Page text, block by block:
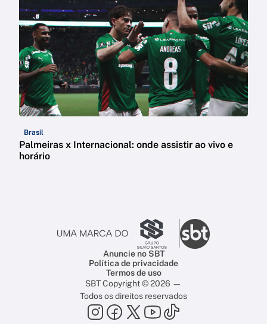
Brasil
Palmeiras x Internacional: onde assistir ao vivo e
horário
Anuncie no SBT
Política de privacidade
Termos de uso
SBT Copyright © 2026 —
Todos os direitos reservados